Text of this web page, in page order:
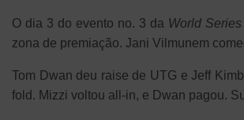
O dia 3 do evento no. 3 da World
zona de premiação. Jani Vilmunem
Tom Dwan deu raise de UTG e Jeff
fold. Mizzi voltou all-in, e Dwan pagou.